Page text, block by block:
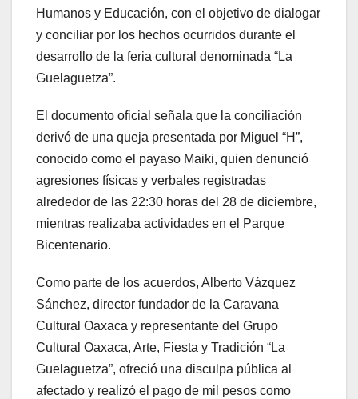
Humanos y Educación, con el objetivo de dialogar
y conciliar por los hechos ocurridos durante el
desarrollo de la feria cultural denominada “La
Guelaguetza”.
El documento oficial señala que la conciliación
derivó de una queja presentada por Miguel “H”,
conocido como el payaso Maiki, quien denunció
agresiones físicas y verbales registradas
alrededor de las 22:30 horas del 28 de diciembre,
mientras realizaba actividades en el Parque
Bicentenario.
Como parte de los acuerdos, Alberto Vázquez
Sánchez, director fundador de la Caravana
Cultural Oaxaca y representante del Grupo
Cultural Oaxaca, Arte, Fiesta y Tradición “La
Guelaguetza”, ofreció una disculpa pública al
afectado y realizó el pago de mil pesos como